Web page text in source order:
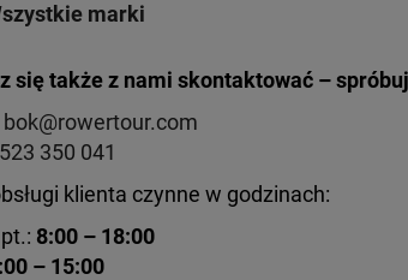
marki
się także z nami skontaktować –
bok@rowertour.com
523 350 041
klienta czynne w godzinach:
8:00 – 18:00
– 15:00